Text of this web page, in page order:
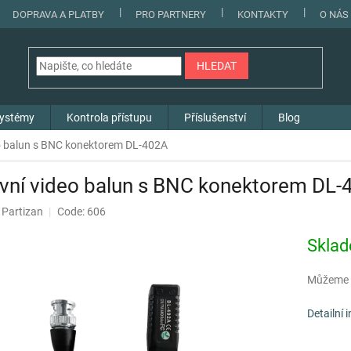
DOPRAVA A PLATBY PRO PARTNERY KONTAKTY O NÁS
HLEDAT
Kontrola přístupu Příslušenství Blog
balun s BNC konektorem DL-402A
video balun s BNC konektorem DL-
Partizan Code: 606
Detailní